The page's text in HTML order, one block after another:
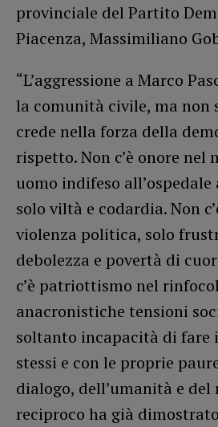
provinciale del Partito
Piacenza, Massimiliano
“L’aggressione a Marco
la comunità civile, ma non
crede nella forza della
rispetto. Non c’è onore nel
uomo indifeso
solo viltà e codardia. Non
violenza politica, solo
debolezza e povertà di
c’è patriottismo nel
anacronistiche tensioni
soltanto incapacità di fare
stessi e con le proprie
dialogo, dell’umanità e
reciproco ha già